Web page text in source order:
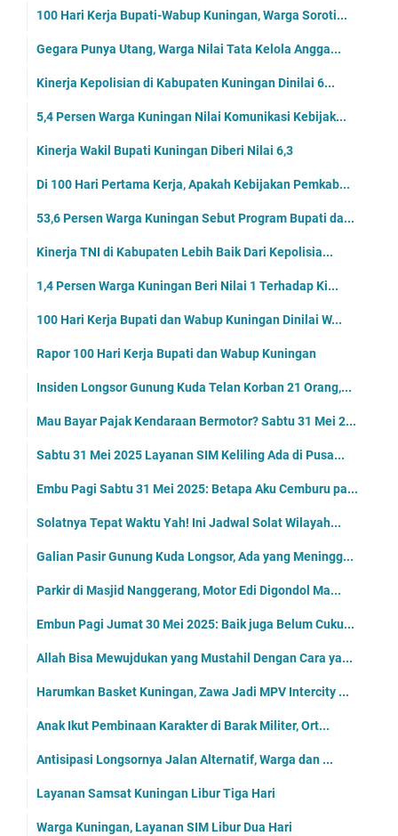
100 Hari Kerja Bupati-Wabup Kuningan, Warga Soroti...
Gegara Punya Utang, Warga Nilai Tata Kelola Angga...
Kinerja Kepolisian di Kabupaten Kuningan Dinilai 6...
5,4 Persen Warga Kuningan Nilai Komunikasi Kebijak...
Kinerja Wakil Bupati Kuningan Diberi Nilai 6,3
Di 100 Hari Pertama Kerja, Apakah Kebijakan Pemkab...
53,6 Persen Warga Kuningan Sebut Program Bupati da...
Kinerja TNI di Kabupaten Lebih Baik Dari Kepolisia...
1,4 Persen Warga Kuningan Beri Nilai 1 Terhadap Ki...
100 Hari Kerja Bupati dan Wabup Kuningan Dinilai W...
Rapor 100 Hari Kerja Bupati dan Wabup Kuningan
Insiden Longsor Gunung Kuda Telan Korban 21 Orang,...
Mau Bayar Pajak Kendaraan Bermotor? Sabtu 31 Mei 2...
Sabtu 31 Mei 2025 Layanan SIM Keliling Ada di Pusa...
Embu Pagi Sabtu 31 Mei 2025: Betapa Aku Cemburu pa...
Solatnya Tepat Waktu Yah! Ini Jadwal Solat Wilayah...
Galian Pasir Gunung Kuda Longsor, Ada yang Meningg...
Parkir di Masjid Nanggerang, Motor Edi Digondol Ma...
Embun Pagi Jumat 30 Mei 2025: Baik juga Belum Cuku...
Allah Bisa Mewujdukan yang Mustahil Dengan Cara ya...
Harumkan Basket Kuningan, Zawa Jadi MPV Intercity ...
Anak Ikut Pembinaan Karakter di Barak Militer, Ort...
Antisipasi Longsornya Jalan Alternatif, Warga dan ...
Layanan Samsat Kuningan Libur Tiga Hari
Warga Kuningan, Layanan SIM Libur Dua Hari